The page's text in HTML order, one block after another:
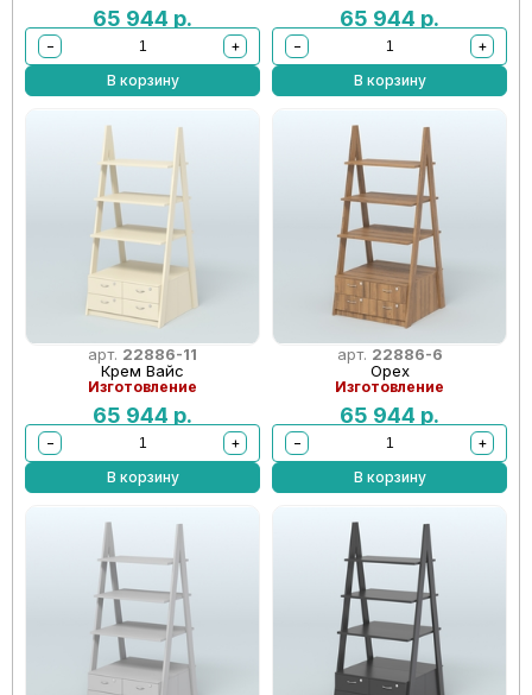
65 944 р.
−
+
В корзину
65 944 р.
−
+
В корзину
арт. 22886-11
Крем Вайс
Изготовление
65 944 р.
−
+
В корзину
арт. 22886-6
Орех
Изготовление
65 944 р.
−
+
В корзину